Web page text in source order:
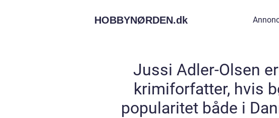
HOBBYNØRDEN.dk
Jussi Adler-Olsen
krimiforfatter, hvis
popularitet både i